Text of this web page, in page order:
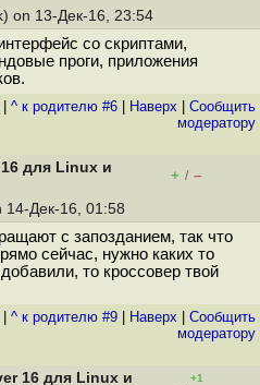
on 13-Дек-16, 23:54
со скриптами,
проги, приложения
| ^ к родителю #6 Наверх
Cообщить
модератору
для Linux и
+ / –
14-Дек-16, 01:58
с запозданием, так что
сейчас, нужно каких то
то кроссовер твой
| ^ к родителю #9 Наверх
Cообщить
модератору
16 для Linux и
+1